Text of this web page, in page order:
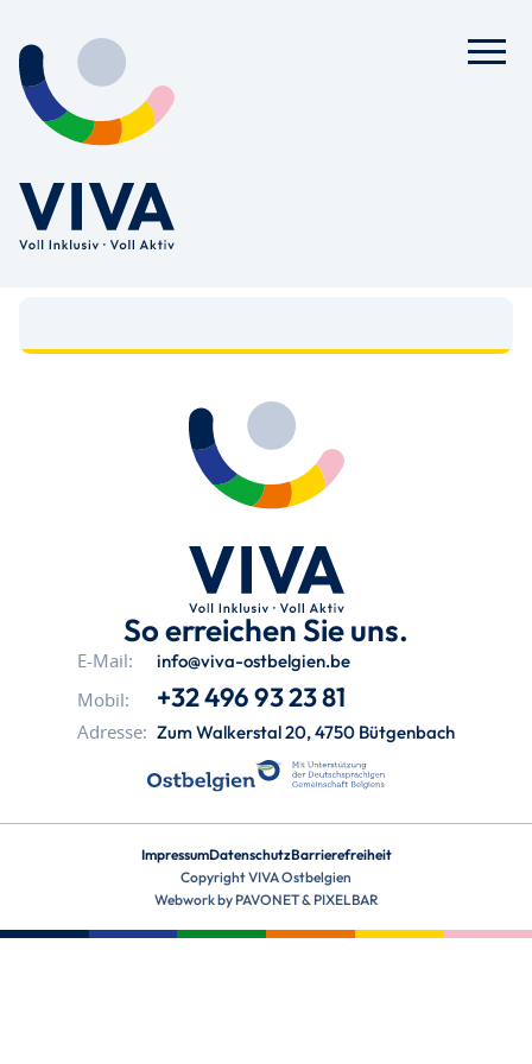
So erreichen Sie uns.
E-Mail: info@viva-ostbelgien.be
Mobil: +32 496 93 23 81
Adresse: Zum Walkerstal 20, 4750 Bütgenbach
ImpressumDatenschutzBarrierefreiheit
Copyright VIVA Ostbelgien
Webwork by PAVONET& PIXELBAR